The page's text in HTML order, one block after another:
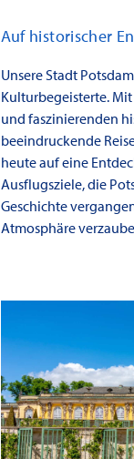
Auf historischer
Unsere Stadt
Kulturbegeisterte.
und faszinierenden
beeindruckende
heute auf eine
Ausflugsziele, die
Geschichte
Atmosphäre